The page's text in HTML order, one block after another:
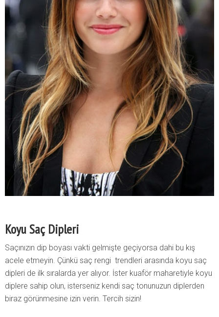
Koyu Saç Dipleri
Saçınızın dip boyası vakti gelmişte geçiyorsa dahi bu kış
acele etmeyin. Çünkü saç rengi trendleri arasında koyu saç
dipleri de ilk sıralarda yer alıyor. İster kuaför maharetiyle koyu
diplere sahip olun, isterseniz kendi saç tonunuzun diplerden
biraz görünmesine izin verin. Tercih sizin!